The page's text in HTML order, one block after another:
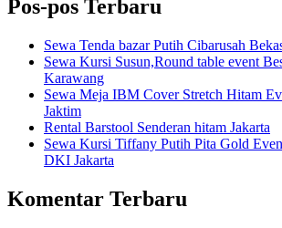
Pos-pos Terbaru
Sewa Tenda bazar Putih Cibarusah
Sewa Kursi Susun,Round table event
Karawang
Sewa Meja IBM Cover Stretch Hitam
Jaktim
Rental Barstool Senderan hitam Jakarta
Sewa Kursi Tiffany Putih Pita Gold
DKI Jakarta
Komentar Terbaru